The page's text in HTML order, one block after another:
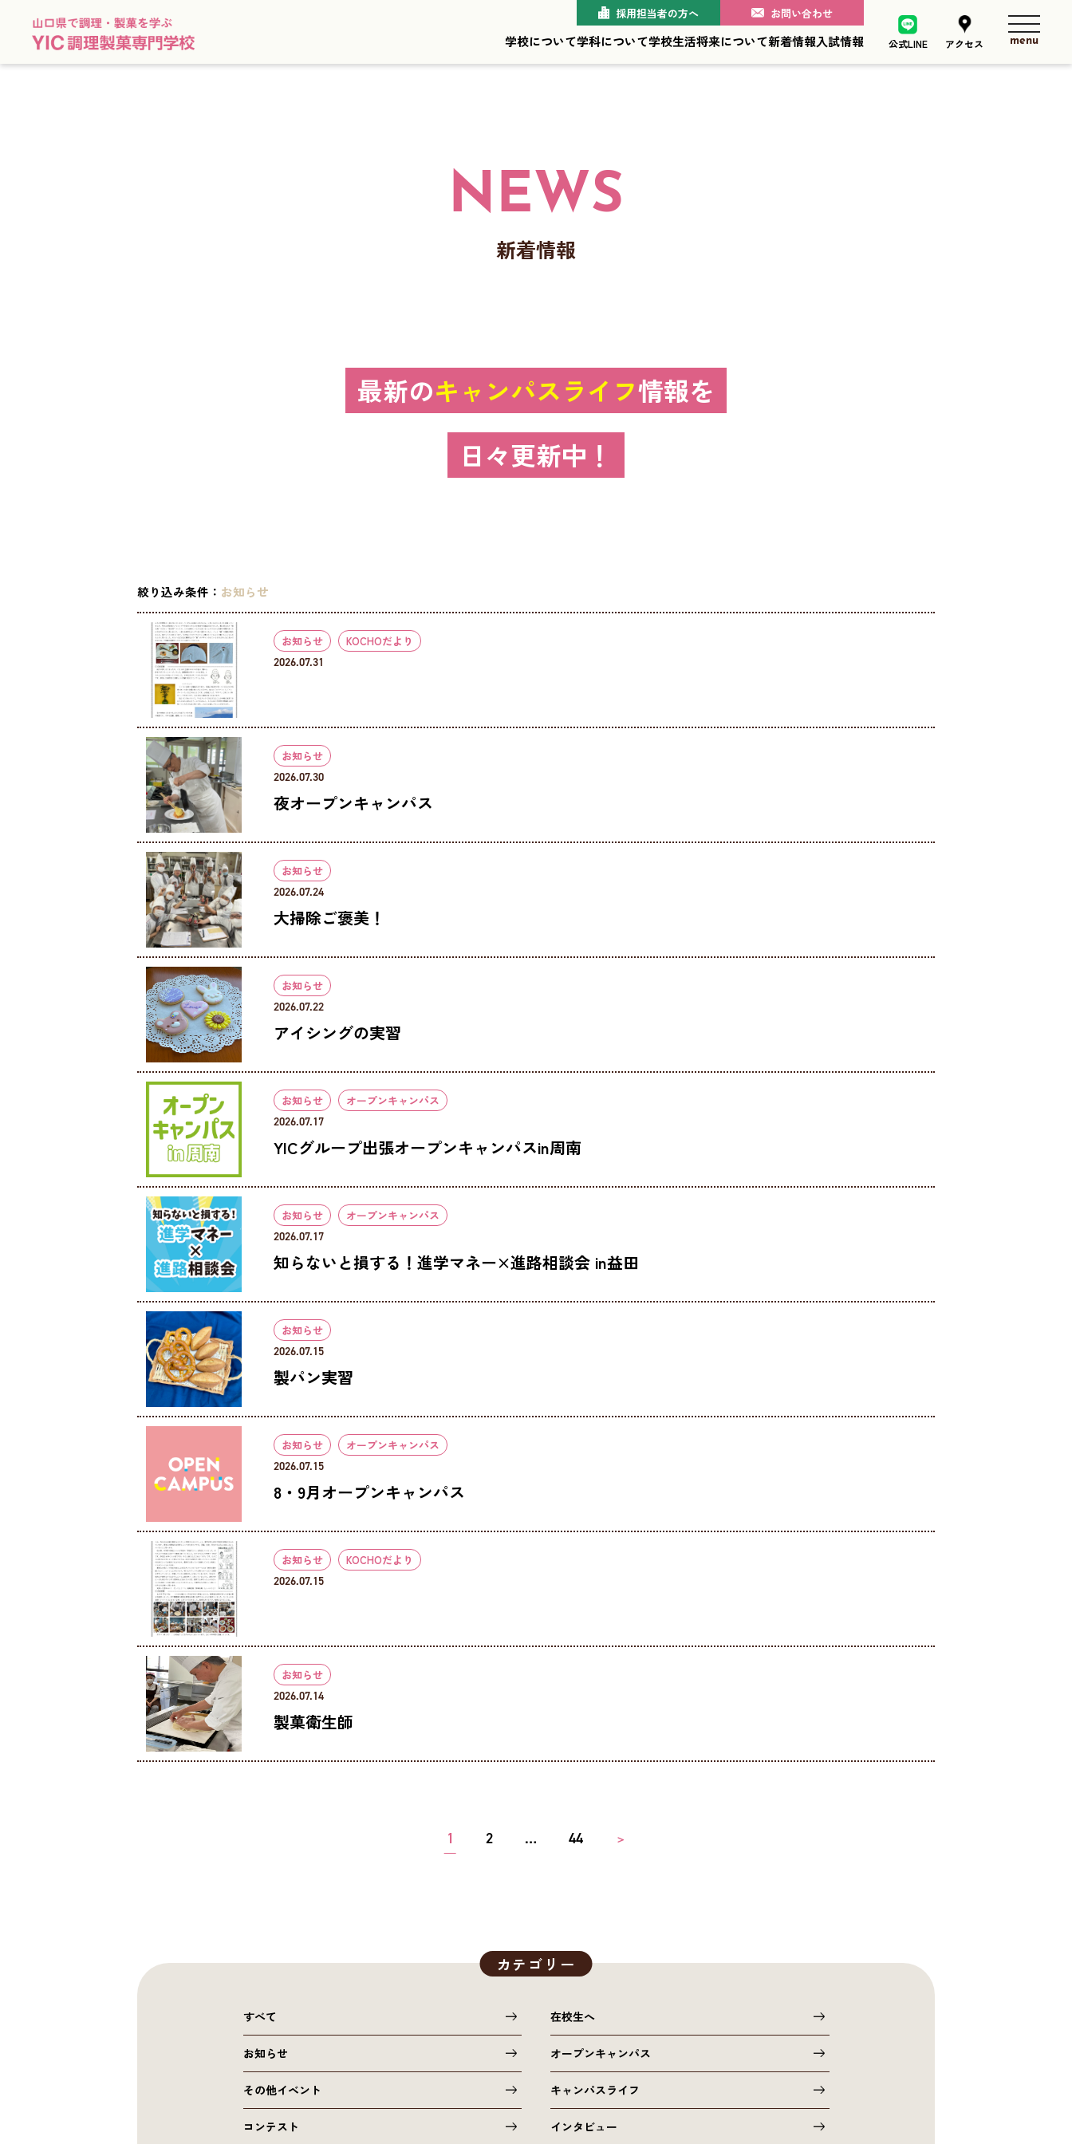
採用担当者の方へ お問い合わせ
学校について学科について学校生活将来について新着情報入試情報 公式LINE アクセス
toggle
NEWS
新着情報
最新のキャンパスライフ情報を
日々更新中！
絞り込み条件： お知らせ
お知らせ
KOCHOだより
2026.07.31
お知らせ
2026.07.30
夜オープンキャンパス
お知らせ
2026.07.24
大掃除ご褒美！
お知らせ
2026.07.22
アイシングの実習
お知らせ
オープンキャンパス
2026.07.17
YICグループ出張オープンキャンパスin周南
お知らせ
オープンキャンパス
2026.07.17
知らないと損する！進学マネー×進路相談会 in益田
お知らせ
2026.07.15
製パン実習
お知らせ
オープンキャンパス
2026.07.15
8・9月オープンキャンパス
お知らせ
KOCHOだより
2026.07.15
お知らせ
2026.07.14
製菓衛生師
1 2 … 44 ＞
カテゴリー
すべて 在校生へ
お知らせ オープンキャンパス
その他イベント キャンパスライフ
コンテスト インタビュー